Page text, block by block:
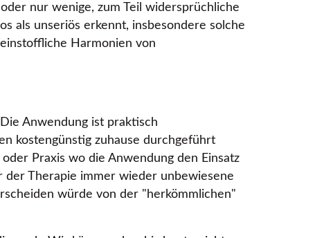
nur wenige, zum Teil widersprüchliche
als unseriös erkennt, insbesondere solche
Harmonien von
Anwendung ist praktisch
kostengünstig zuhause durchgeführt
Praxis wo die Anwendung den Einsatz
Therapie immer wieder unbewiesene
würde von der
herkömmlichen